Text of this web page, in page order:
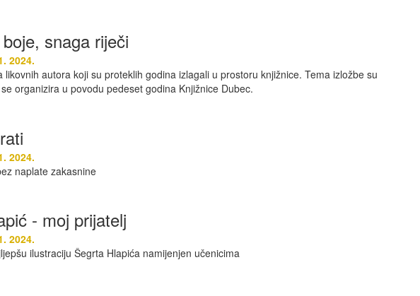
snaga riječi
2024.
likovnih autora koji su proteklih godina izlagali u prostoru knjižnice. Tema izložbe su
organizira u povodu pedeset godina Knjižnice Dubec.
2024.
naplate zakasnine
- moj prijatelj
2024.
ilustraciju Šegrta Hlapića namijenjen učenicima